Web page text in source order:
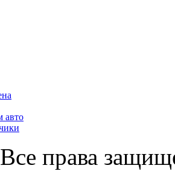
авто
права